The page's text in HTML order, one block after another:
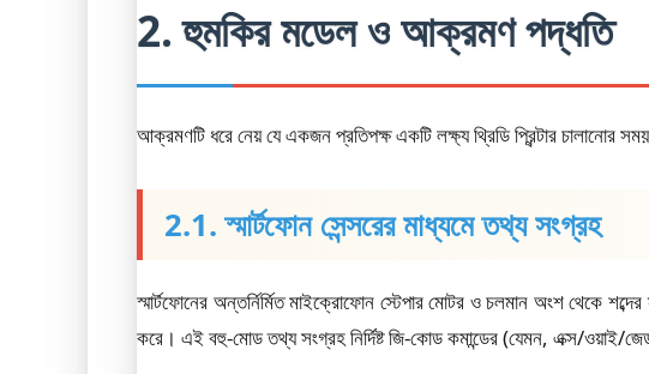
2. হুমকির মডেল ও আক্রমণ পদ্ধতি
আক্রমণটি ধরে নেয় যে একজন প্রতিপক্ষ একটি লক্ষ্য থ্রিডি প্রিন্টার চালানোর
2.1. স্মার্টফোন সেন্সরের মাধ্যমে তথ্য সংগ্রহ
স্মার্টফোনের অন্তর্নির্মিত মাইক্রোফোন স্টেপার মোটর ও চলমান অংশ থেকে
করে। এই বহু-মোড তথ্য সংগ্রহ নির্দিষ্ট জি-কোড কমান্ডের (যেমন, এক্স/ওয়াই/